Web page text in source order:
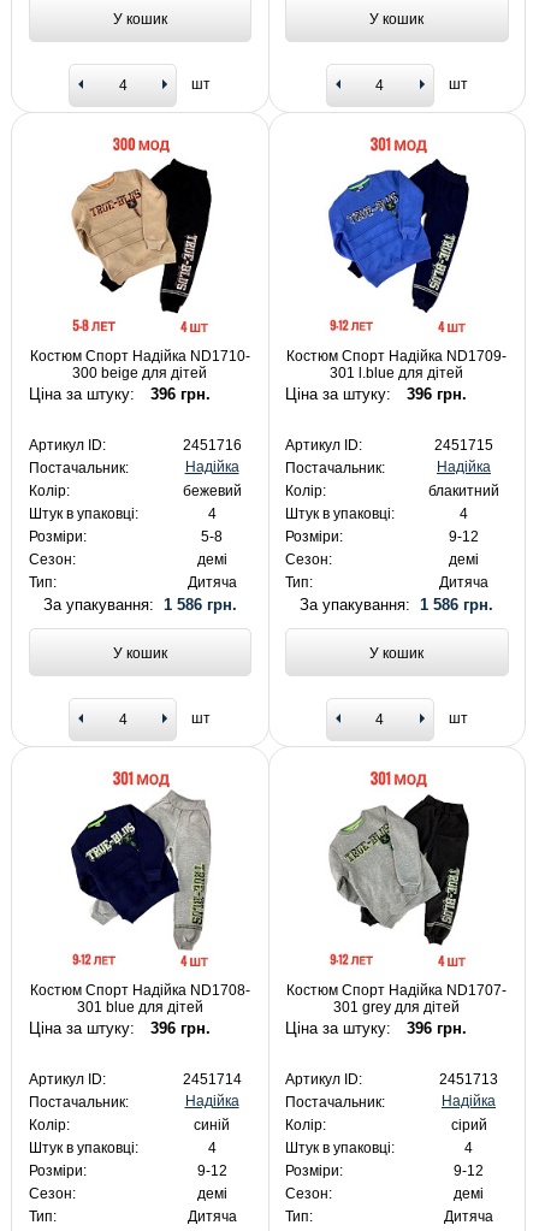
У кошик
шт
У кошик
шт
Костюм Спорт Надійка ND1710-
300 beige для дітей
Ціна за штуку: 396 грн.
Артикул ID:
2451716
Постачальник:
Надійка
Колір:
бежевий
Штук в упаковці:
4
Розміри:
5-8
Сезон:
демі
Тип:
Дитяча
За упакування: 1 586 грн.
У кошик
шт
Костюм Спорт Надійка ND1709-
301 l.blue для дітей
Ціна за штуку: 396 грн.
Артикул ID:
2451715
Постачальник:
Надійка
Колір:
блакитний
Штук в упаковці:
4
Розміри:
9-12
Сезон:
демі
Тип:
Дитяча
За упакування:1 586 грн.
У кошик
шт
Костюм Спорт Надійка ND1708-
301 blue для дітей
Ціна за штуку: 396 грн.
Артикул ID:
2451714
Постачальник:
Надійка
Колір:
синій
Штук в упаковці:
4
Розміри:
9-12
Сезон:
демі
Тип:
Дитяча
Костюм Спорт Надійка ND1707-
301 grey для дітей
Ціна за штуку: 396 грн.
Артикул ID:
2451713
Постачальник:
Надійка
Колір:
сірий
Штук в упаковці:
4
Розміри:
9-12
Сезон:
демі
Тип:
Дитяча